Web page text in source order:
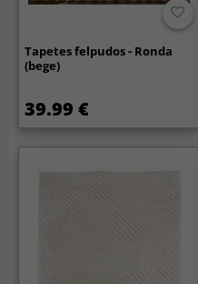
Tapetes felpudos - Ronda
(bege)
39.99 €